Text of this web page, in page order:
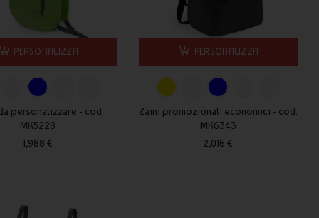
PERSONALIZZA
personalizzare - cod.
MK5228
1,988 €
PERSONALIZZA
Zaini promozionali economici - cod.
MK6343
2,016 €